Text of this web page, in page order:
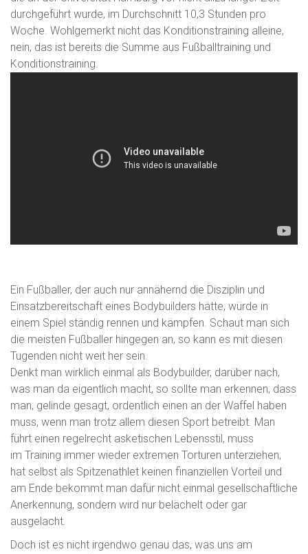
durchgeführt wurde, im Durchschnitt 10,3 Stunden pro
Woche. Wohlgemerkt nicht das Konditionstraining alleine,
nein, das ist bereits die Summe aus Fußballtraining und
Konditionstraining.
Ein Fußballer, der auch nur annähernd die Disziplin und
Einsatzbereitschaft eines Bodybuilders hätte, würde in
einem Spiel ständig rennen und kämpfen. Schaut man sich
die meisten Fußballer hingegen an, so kann es mit diesen
Tugenden nicht weit her sein.
Denkt man wirklich einmal als Bodybuilder, darüber nach,
was man da eigentlich macht, so sollte man erkennen, dass
man, gelinde gesagt, ordentlich einen an der Waffel haben
muss, wenn man trotz allem diesen Sport betreibt. Man
führt einen regelrecht asketischen Lebensstil, muss
im Training immer wieder extremen Torturen unterziehen,
hat selbst als Spitzenathlet keinen finanziellen Vorteil und
am Ende bekommt man dafür nicht einmal gesellschaftliche
Anerkennung, sondern wird nur belächelt oder gar
ausgelacht.
Doch ist es nicht irgendwo genau das, was uns am